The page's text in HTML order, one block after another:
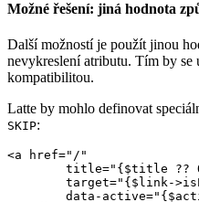
Možné řešení: jiná hodnota
Další možností je použít jinou
nevykreslení atributu. Tím by se
kompatibilitou.
Latte by mohlo definovat
SKIP:
<a href="/"